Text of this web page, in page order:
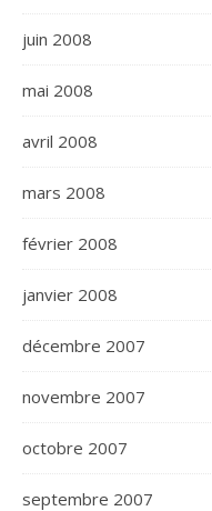
juin 2008
mai 2008
avril 2008
mars 2008
février 2008
janvier 2008
décembre 2007
novembre 2007
octobre 2007
septembre 2007